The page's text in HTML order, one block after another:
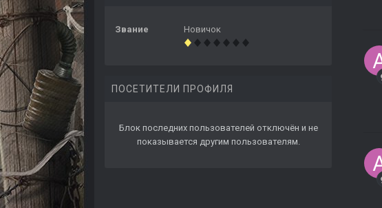
Звание Новичок
ПОСЕТИТЕЛИ ПРОФИЛЯ
Блок последних пользователей отключён и не
показывается другим пользователям.